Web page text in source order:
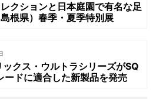
クションと日本庭園で有名な足
根県）春季・夏季特別展
ックス・ウルトラシリーズがSQ
ードに適合した新製品を発売